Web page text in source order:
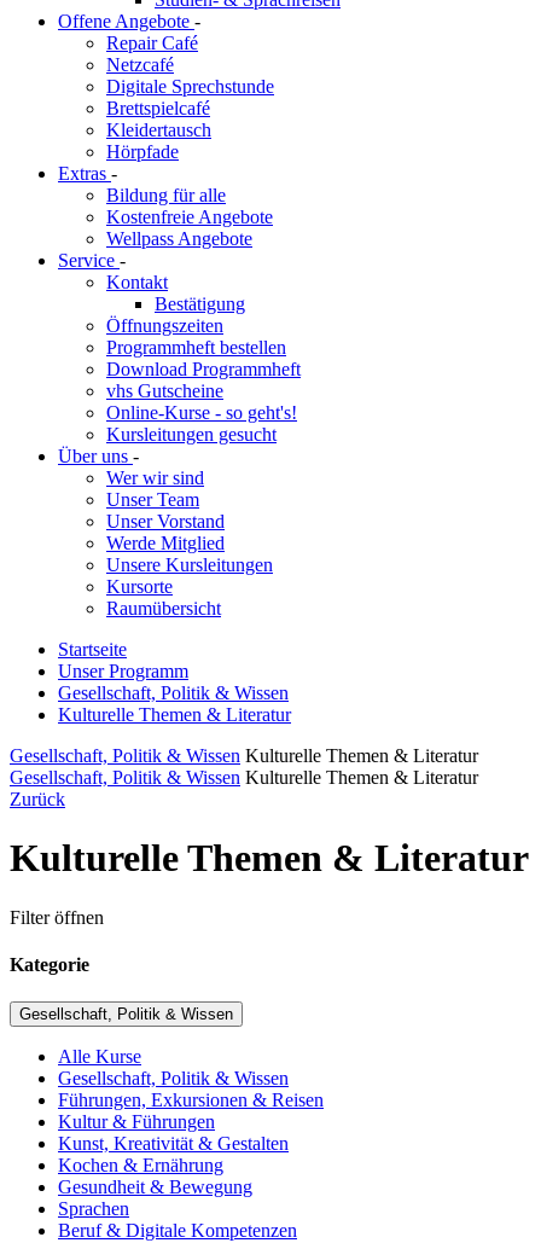
Offene Angebote -
Repair Café
Netzcafé
Digitale Sprechstunde
Brettspielcafé
Kleidertausch
Hörpfade
Extras -
Bildung für alle
Kostenfreie Angebote
Wellpass Angebote
Service -
Kontakt
Bestätigung
Öffnungszeiten
Programmheft bestellen
Download Programmheft
vhs Gutscheine
Online-Kurse - so geht's!
Kursleitungen gesucht
Über uns -
Wer wir sind
Unser Team
Unser Vorstand
Werde Mitglied
Unsere Kursleitungen
Kursorte
Raumübersicht
Startseite
Unser Programm
Gesellschaft, Politik & Wissen
Kulturelle Themen & Literatur
Gesellschaft, Politik & Wissen Kulturelle Themen & Literatur
Gesellschaft, Politik & Wissen Kulturelle Themen & Literatur
Zurück
Kulturelle Themen & Literatur
Filter öffnen
Kategorie
Gesellschaft, Politik & Wissen
Alle Kurse
Gesellschaft, Politik & Wissen
Führungen, Exkursionen & Reisen
Kultur & Führungen
Kunst, Kreativität & Gestalten
Kochen & Ernährung
Gesundheit & Bewegung
Sprachen
Beruf & Digitale Kompetenzen